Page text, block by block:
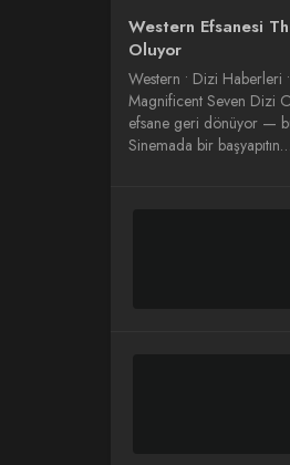
Western Efsanesi
Oluyor
Western • Dizi Haberleri
Magnificent Seven Dizi
efsane geri dönüyor —
Sinemada bir başyapıtın…